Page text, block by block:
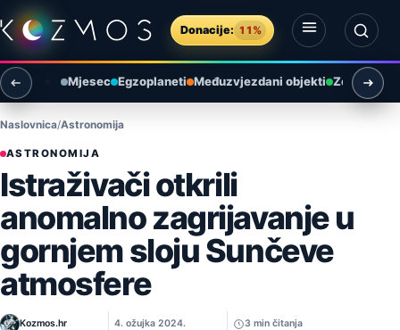
Preskoči na sadržaj
Donacije: 11%
Otvori izbornik
Otvori pretragu
Mjesec Egzoplaneti Međuzvjezdani objekti Zemlja i
Naslovnica Astronomija
ASTRONOMIJA
Istraživači otkrili
anomalno zagrijavanje u
gornjem sloju Sunčeve
atmosfere
Kozmos.hr 4. ožujka 2024. 3 min čitanja